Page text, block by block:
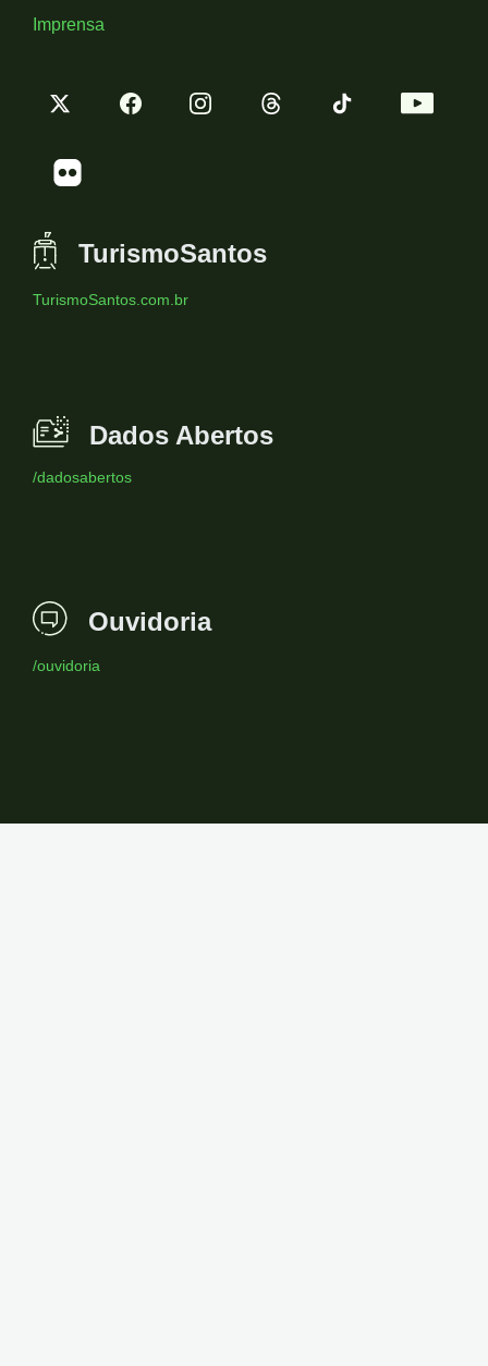
Imprensa
TurismoSantos
TurismoSantos.com.br
Dados Abertos
/dadosabertos
Ouvidoria
/ouvidoria